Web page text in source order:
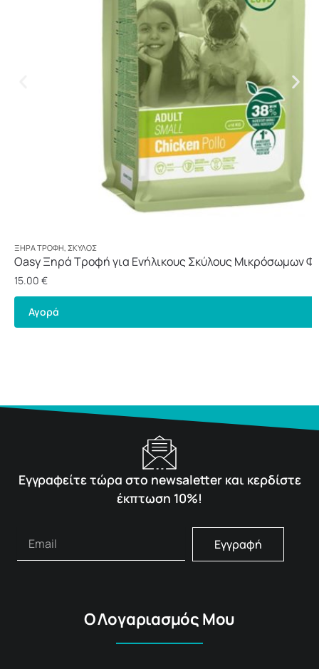
ΞΗΡΆ ΤΡΟΦΉ ΣΚΎΛΟΣ
Oasy Ξηρά Τροφή για Ενήλικους Σκύλους Μικρόσωμων
Κοτόπουλο 3kg
15.00 €
Αγορά
Εγγραφείτε τώρα στο newsaletter και κερδίστε
έκπτωση 10%!
Εγγραφή
Ο Λογαριασμός Μου